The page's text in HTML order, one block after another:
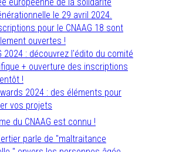
le 29 avril 2024.
pour le CNAAG 18 sont
ouvertes !
2024 : découvrez l'édito du comité
+ ouverture des inscriptions
!
2024 : des éléments pour
vos projets
du CNAAG est connu !
parle de "maltraitance